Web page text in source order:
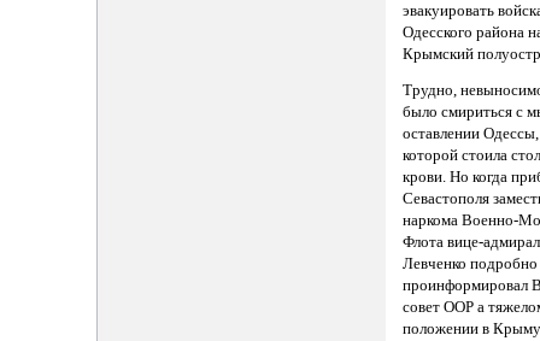
эвакуировать
Одесского района
Крымский
Трудно,
было смириться с
оставлении
которой стоила
крови. Но когда
Севастополя
наркома Военно-
Флота вице-
Левченко подробно
проинформировал
совет ООР а
положении в